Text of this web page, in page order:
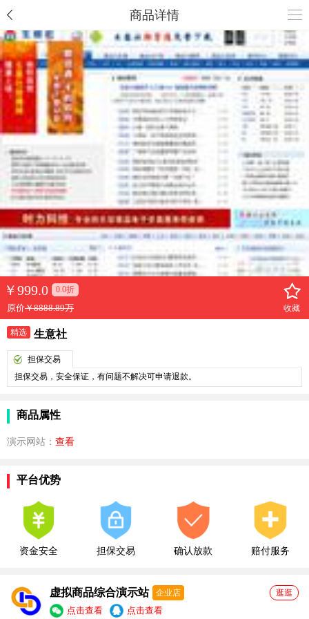
商品详情
￥999.0 0.0折
原价￥8888.89万 收藏
精选 生意社
担保交易
担保交易，安全保证，有问题不解决可申请退款。
商品属性
演示网站： 查看
平台优势
资金安全 担保交易 确认放款 赔付服务
虚拟商品综合演示站 企业店
点击查看 点击查看
逛逛